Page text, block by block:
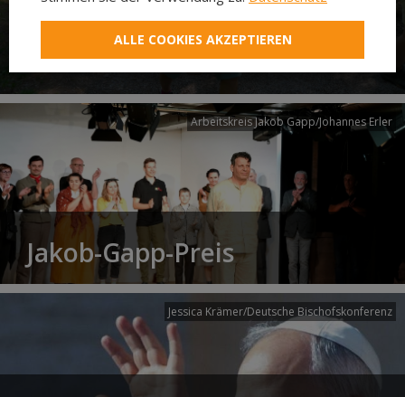
Neuer Pilgerweg Via
Laudato si’
Arbeitskreis Jakob Gapp/Johannes Erler
Jakob-Gapp-Preis
Jessica Krämer/Deutsche Bischofskonferenz
ALLE COOKIES AKZEPTIEREN